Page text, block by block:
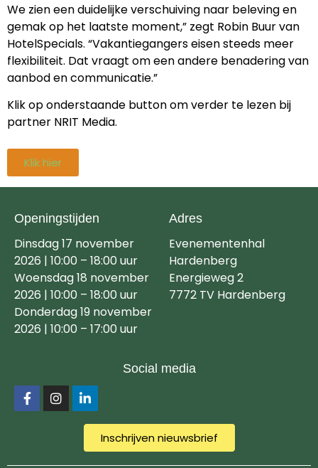
We zien een duidelijke verschuiving naar beleving en
gemak op het laatste moment,” zegt Robin Buur van
HotelSpecials. “Vakantiegangers eisen steeds meer
flexibiliteit. Dat vraagt om een andere benadering van
aanbod en communicatie.”
Klik op onderstaande button om verder te lezen bij
partner NRIT Media.
Klik hier
Openingstijden
Dinsdag 17 november
2026 | 10:00 – 18:00 uur
Woensdag 18 november
2026 | 10:00 – 18:00 uur
Donderdag 19 november
2026 | 10:00 – 17:00 uur
Adres
Evenementenhal
Hardenberg
Energieweg 2
7772 TV Hardenberg
Social media
Inschrijven nieuwsbrief